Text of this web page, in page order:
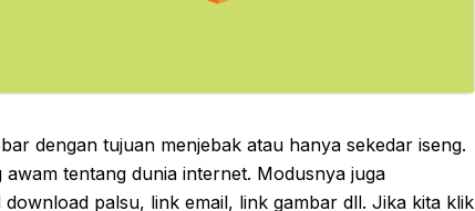
dengan tujuan menjebak atau hanya sekedar iseng.
tentang dunia internet. Modusnya juga
palsu, link email, link gambar dll. Jika kita klik